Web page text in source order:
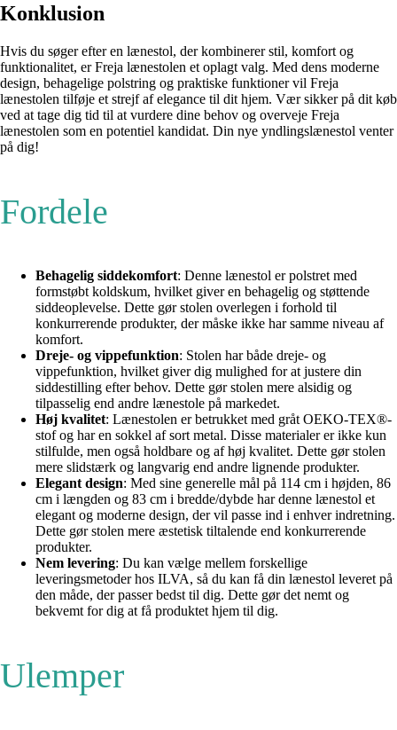
Konklusion
Hvis du søger efter en lænestol, der kombinerer stil, komfort og
funktionalitet, er Freja lænestolen et oplagt valg. Med dens moderne
design, behagelige polstring og praktiske funktioner vil Freja
lænestolen tilføje et strejf af elegance til dit hjem. Vær sikker på dit køb
ved at tage dig tid til at vurdere dine behov og overveje Freja
lænestolen som en potentiel kandidat. Din nye yndlingslænestol venter
på dig!
Fordele
Behagelig siddekomfort: Denne lænestol er polstret med
formstøbt koldskum, hvilket giver en behagelig og støttende
siddeoplevelse. Dette gør stolen overlegen i forhold til
konkurrerende produkter, der måske ikke har samme niveau af
komfort.
Dreje- og vippefunktion: Stolen har både dreje- og
vippefunktion, hvilket giver dig mulighed for at justere din
siddestilling efter behov. Dette gør stolen mere alsidig og
tilpasselig end andre lænestole på markedet.
Høj kvalitet: Lænestolen er betrukket med gråt OEKO-TEX®-
stof og har en sokkel af sort metal. Disse materialer er ikke kun
stilfulde, men også holdbare og af høj kvalitet. Dette gør stolen
mere slidstærk og langvarig end andre lignende produkter.
Elegant design: Med sine generelle mål på 114 cm i højden, 86
cm i længden og 83 cm i bredde/dybde har denne lænestol et
elegant og moderne design, der vil passe ind i enhver indretning.
Dette gør stolen mere æstetisk tiltalende end konkurrerende
produkter.
Nem levering: Du kan vælge mellem forskellige
leveringsmetoder hos ILVA, så du kan få din lænestol leveret på
den måde, der passer bedst til dig. Dette gør det nemt og
bekvemt for dig at få produktet hjem til dig.
Ulemper